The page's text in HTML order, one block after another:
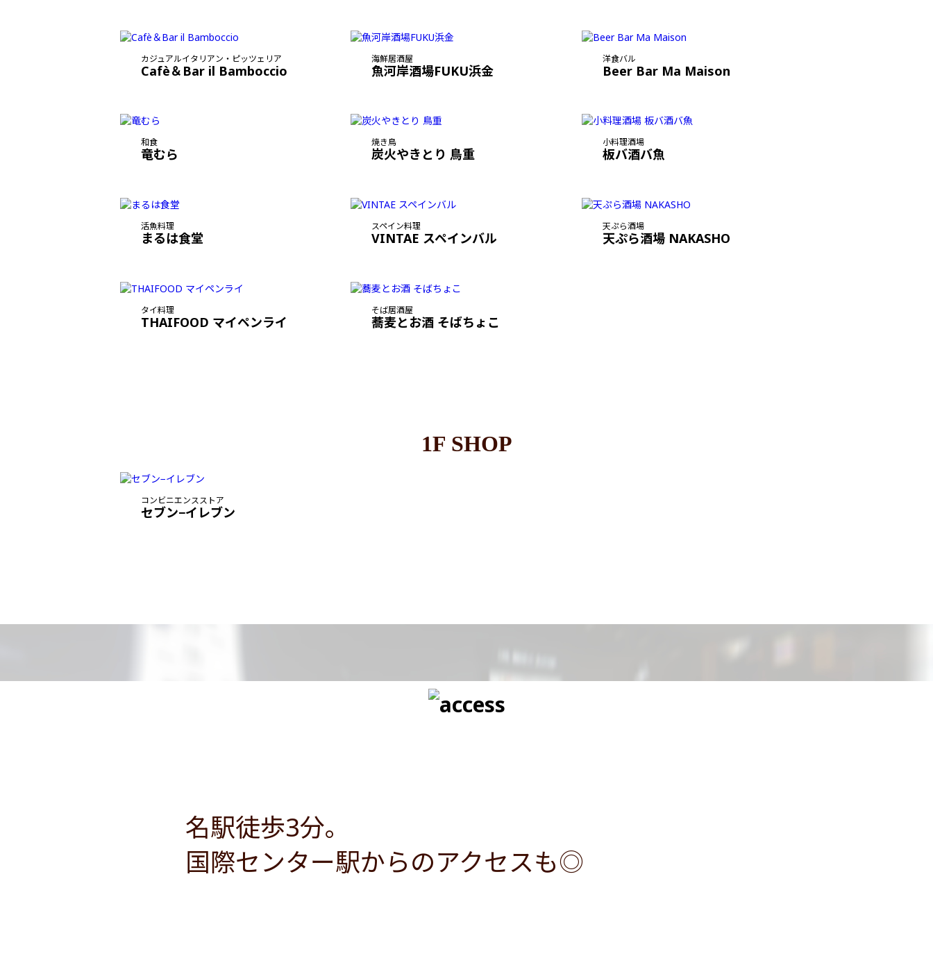
カジュアルイタリアン・ピッツェリア
Cafè＆Bar il Bamboccio
海鮮居酒屋
魚河岸酒場FUKU浜金
洋食バル
Beer Bar Ma Maison
和食
竜むら
焼き鳥
炭火やきとり 鳥重
小料理酒場
板バ酒バ魚
活魚料理
まるは食堂
スペイン料理
VINTAE スペインバル
天ぷら酒場
天ぷら酒場 NAKASHO
タイ料理
THAIFOOD マイペンライ
そば居酒屋
蕎麦とお酒 そばちょこ
1F SHOP
コンビニエンスストア
セブン−イレブン
名駅徒歩3分。
国際センター駅からのアクセスも◎